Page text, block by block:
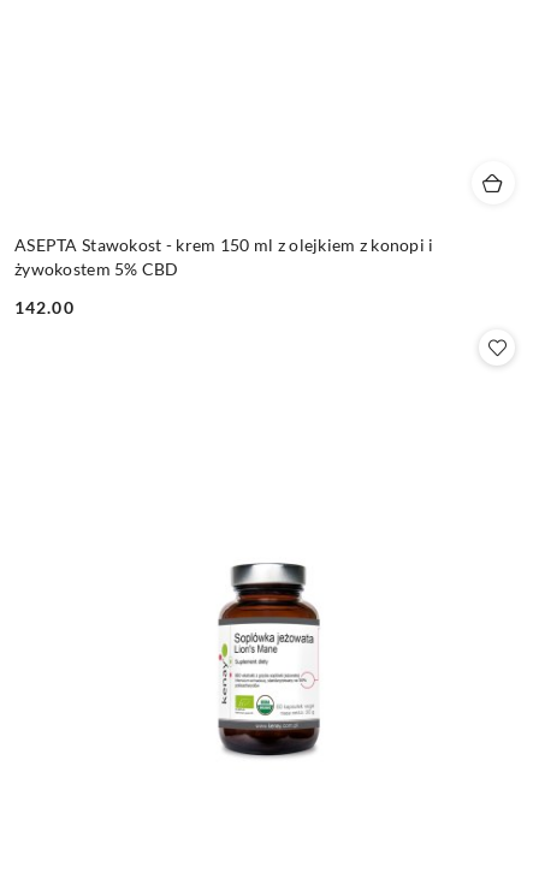
ASEPTA Stawokost - krem 150 ml z olejkiem z konopi i
żywokostem 5% CBD
Cena:
142.00